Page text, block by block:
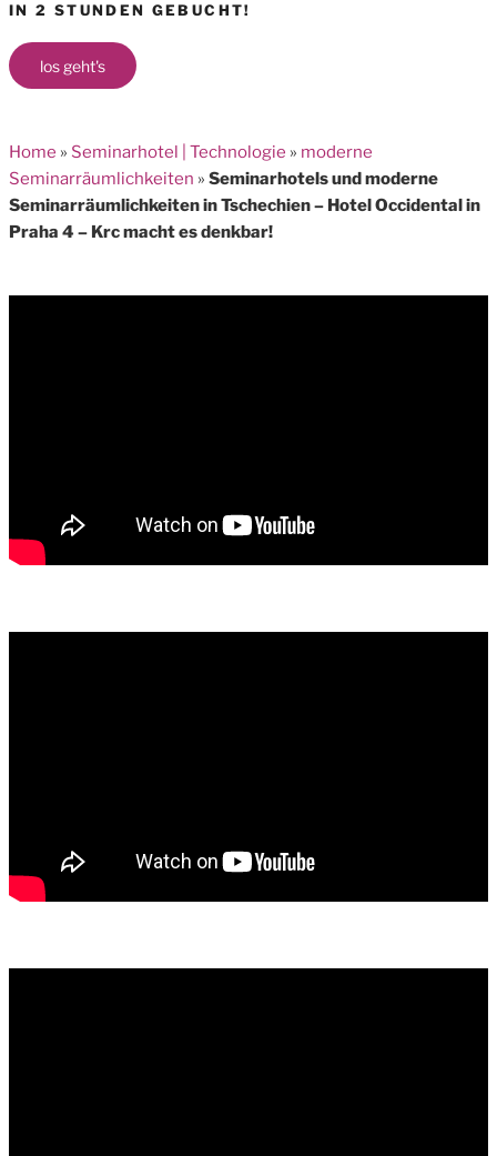
IN 2 STUNDEN GEBUCHT!
los geht's
Home » Seminarhotel | Technologie » moderne
Seminarräumlichkeiten » Seminarhotels und moderne
Seminarräumlichkeiten in Tschechien – Hotel Occidental in
Praha 4 – Krc macht es denkbar!